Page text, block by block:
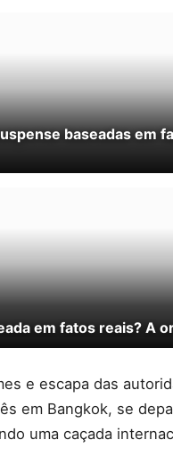
baseadas em
em fatos reais? A
e escapa das
em Bangkok, se
uma caçada